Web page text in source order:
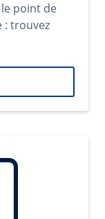
point de
: trouvez